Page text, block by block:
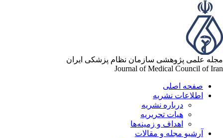
علمی پژوهشی سازمان نظام پزشکی ایران
Journal of Medical Council of
صفحه اصلی
اطلاعات نشریه
درباره نشریه
هیات تحریریه
اهداف و زمینه‌ها
آرشیو مجله و مقالات